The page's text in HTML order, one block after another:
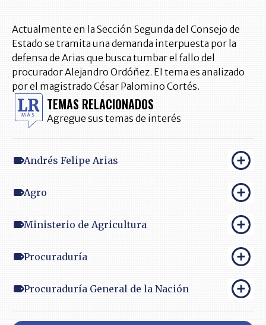
Actualmente en la Sección Segunda del Consejo de
Estado se tramita una demanda interpuesta por la
defensa de Arias que busca tumbar el fallo del
procurador Alejandro Ordóñez. El tema es analizado
por el magistrado César Palomino Cortés.
TEMAS RELACIONADOS
Agregue sus temas de interés
Andrés Felipe Arias
Agro
Ministerio de Agricultura
Procuraduría
Procuraduría General de la Nación